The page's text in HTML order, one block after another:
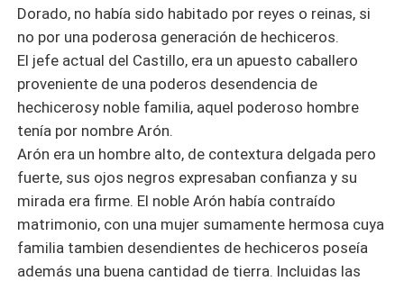
Dorado, no había sido habitado por reyes o reinas, si
no por una poderosa generación de hechiceros.
El jefe actual del Castillo, era un apuesto caballero
proveniente de una poderos desendencia de
hechicerosy noble familia, aquel poderoso hombre
tenía por nombre Arón.
Arón era un hombre alto, de contextura delgada pero
fuerte, sus ojos negros expresaban confianza y su
mirada era firme. El noble Arón había contraído
matrimonio, con una mujer sumamente hermosa cuya
familia tambien desendientes de hechiceros poseía
además una buena cantidad de tierra. Incluidas las